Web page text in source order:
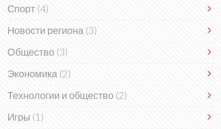
Спорт(4)
Новости региона(3)
Общество(3)
Экономика(2)
Технологии и общество(2)
Игры(1)